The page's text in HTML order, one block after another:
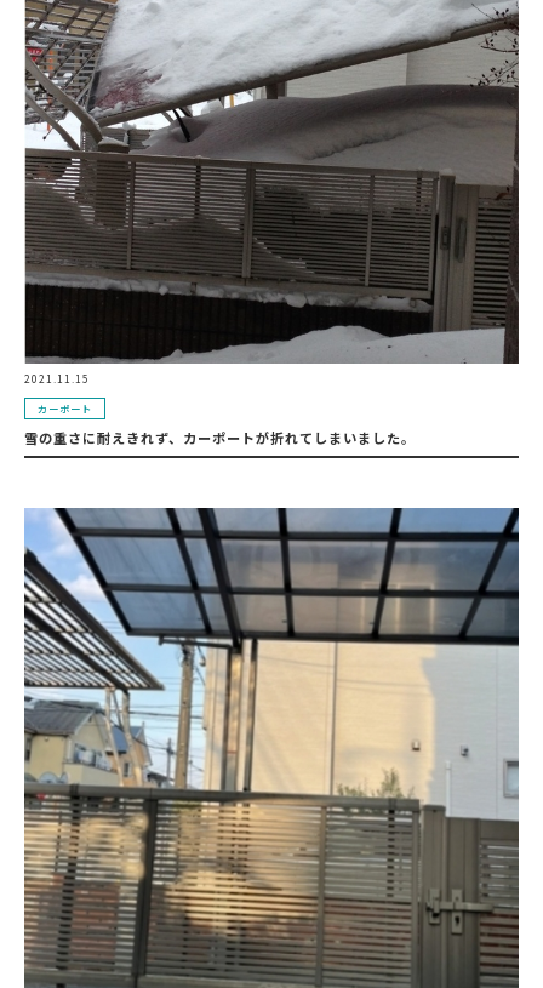
2021.11.15
カーポート
雪の重さに耐えきれず、カーポートが折れてしまいました。